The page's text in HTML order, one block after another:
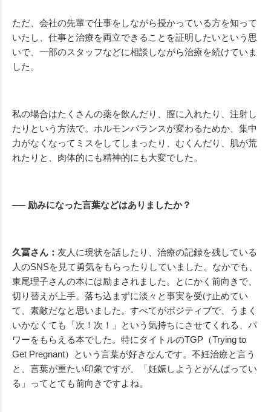
ただ、会社の先輩で仕事をしながら授かっている方を知って
いたし、仕事と治療を両立できることを証明したいという思
いで、一部のスタッフなどに相談しながら治療を続けていま
した。
私の場合はたくさんの薬を飲んだり、膣に入れたり、注射し
たりという方法で。ホルモンバランスが変わるためか、集中
力がなくなってミスをしてしまったり、むくんだり、肌が荒
れたりと、肉体的にも精神的にも大変でした。
── 励みになった言葉などはありましたか？
久冨さん： 友人に現状を話したり、治療の記録を残している
人のSNSを見て勇気をもらったりしていました。なかでも、
東尾理子さんの本には励まされました。とにかく前向きで、
切り替えが上手。落ち込まずに淡々と事実を受け止めてい
て、素敵だなと思いました。すべてがポジティブで、うまく
いかなくても「次！次！」という気持ちにさせてくれる、パ
ワーをもらえる本でした。特にタイトルのTGP（Trying to
Get Pregnant）という言葉が好きなんです。不妊治療と言う
と、言葉が重たい印象ですが、「妊娠しようとがんばってい
る」ってとても前向きですよね。